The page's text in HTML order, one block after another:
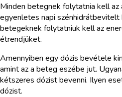
Minden betegnek folytatnia kell
egyenletes napi
betegeknek folytatniuk kell az
étrendjüket.
Amennyiben egy dózis bevétele
amint az a beteg eszébe jut.
kétszeres dózist bevenni. Ilyen
dózist.